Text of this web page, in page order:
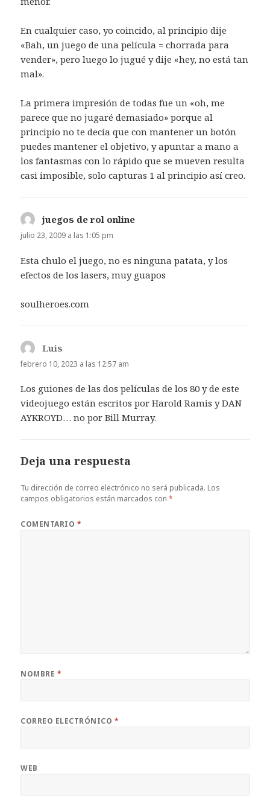
En cualquier caso, yo coincido, al principio dije
«Bah, un juego de una película = chorrada para
vender», pero luego lo jugué y dije «hey, no está tan
mal».
La primera impresión de todas fue un «oh, me
parece que no jugaré demasiado» porque al
principio no te decía que con mantener un botón
puedes mantener el objetivo, y apuntar a mano a
los fantasmas con lo rápido que se mueven resulta
casi imposible, solo capturas 1 al principio así creo.
juegos de rol online
julio 23, 2009 a las 1:05 pm
Esta chulo el juego, no es ninguna patata, y los
efectos de los lasers, muy guapos
soulheroes.com
Luis
febrero 10, 2023 a las 12:57 am
Los guiones de las dos películas de los 80 y de este
videojuego están escritos por Harold Ramis y DAN
AYKROYD… no por Bill Murray.
Deja una respuesta
Tu dirección de correo electrónico no será publicada. Los
campos obligatorios están marcados con*
COMENTARIO *
NOMBRE *
CORREO ELECTRÓNICO *
WEB